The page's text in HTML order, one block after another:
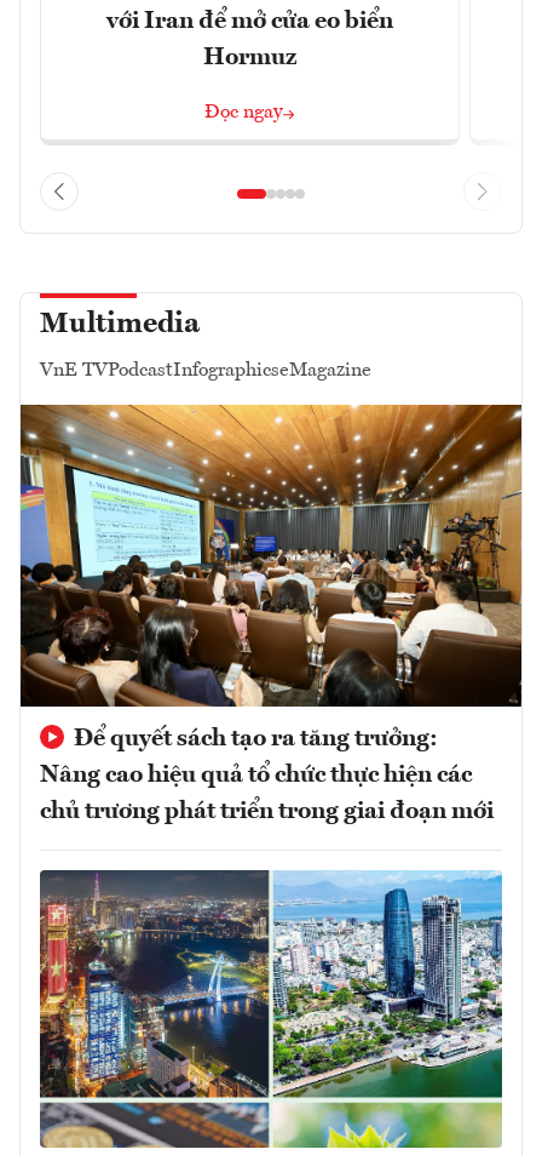
với Iran để mở cửa eo biển
Hormuz
Đọc ngay
Multimedia
VnE TVPodcastInfographicseMagazine
Để quyết sách tạo ra tăng trưởng:
Nâng cao hiệu quả tổ chức thực hiện các
chủ trương phát triển trong giai đoạn mới